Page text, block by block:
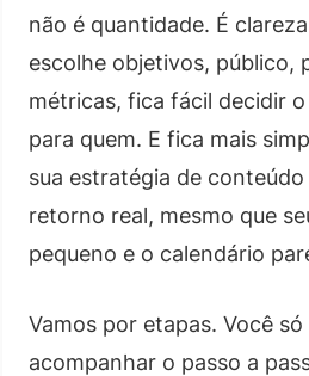
não é quantidade. É
escolhe objetivos, público,
métricas, fica fácil decidir
para quem. E fica mais
sua estratégia de
retorno real, mesmo que
pequeno e o calendário
Vamos por etapas. Você só
acompanhar o passo a